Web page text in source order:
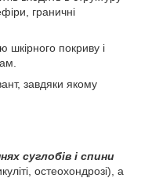
граничні
шкірного покриву і
завдяки якому
суглобів і спини
остеохондрозі), а